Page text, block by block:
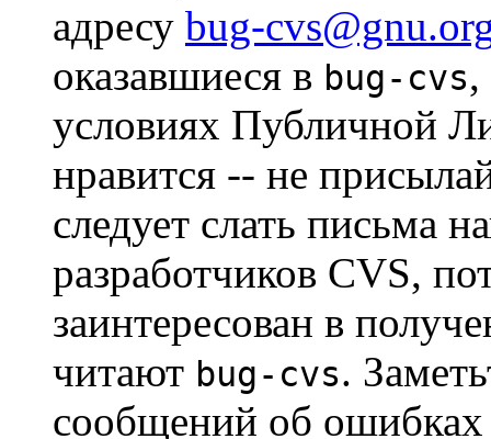
адресу bug-
оказавшиеся в bug-cvs,
условиях Публичной
нравится -- не
следует слать письма
разработчиков CVS,
заинтересован в
читают bug-cvs.
сообщений об ошибках